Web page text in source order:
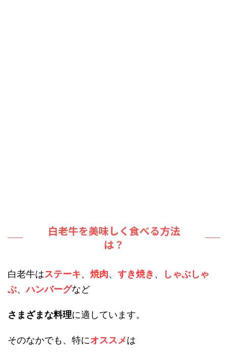
白老牛を美味しく食べる方法
は？
白老牛はステーキ、 焼肉、 すき焼き 、
しゃぶしゃ
ぶ、ハンバーグなど
さまざまな料理に適しています。
そのなかでも、特にオススメは